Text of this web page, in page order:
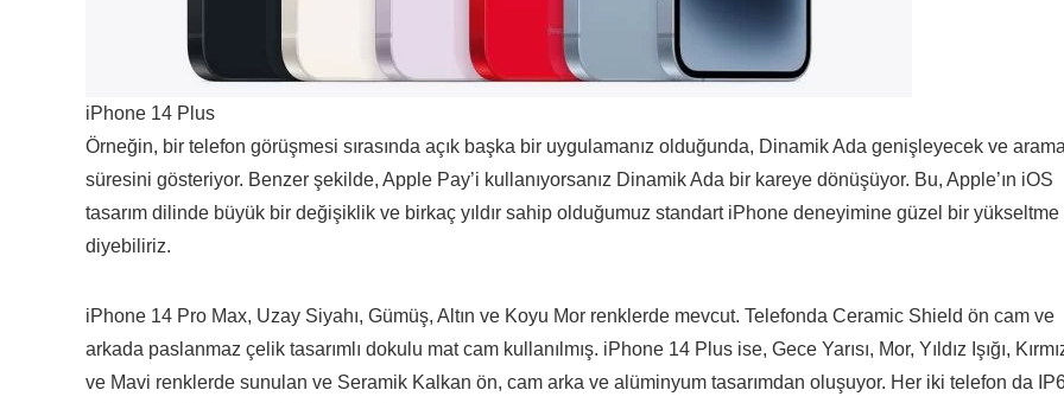
iPhone 14 Plus
Örneğin, bir telefon görüşmesi sırasında açık başka bir uygulamanız olduğunda, Dinamik Ada genişleyecek ve arama
süresini gösteriyor. Benzer şekilde, Apple Pay’i kullanıyorsanız Dinamik Ada bir kareye dönüşüyor. Bu, Apple’ın iOS
tasarım dilinde büyük bir değişiklik ve birkaç yıldır sahip olduğumuz standart iPhone deneyimine güzel bir yükseltme
diyebiliriz.
iPhone 14 Pro Max, Uzay Siyahı, Gümüş, Altın ve Koyu Mor renklerde mevcut. Telefonda Ceramic Shield ön cam ve
arkada paslanmaz çelik tasarımlı dokulu mat cam kullanılmış. iPhone 14 Plus ise, Gece Yarısı, Mor, Yıldız Işığı,
ve Mavi renklerde sunulan ve Seramik Kalkan ön, cam arka ve alüminyum tasarımdan oluşuyor. Her iki telefon da